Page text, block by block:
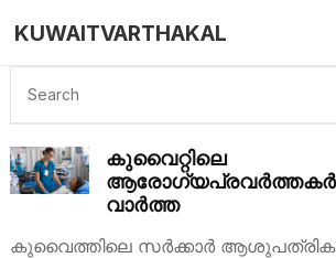
KUWAITVARTHAKAL
HEALTH MINISTRY
കുവൈറ്റിലെ
വാർത്ത
കുവൈത്തിലെ സർക്കാർ